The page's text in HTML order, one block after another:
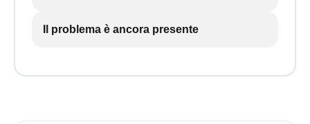
Il problema è ancora presente